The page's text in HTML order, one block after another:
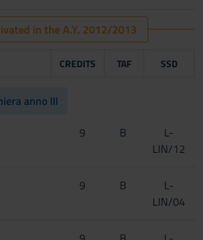
Z]
in the A.Y. 2012/2013
CREDITS TAF SSD
anno III
9 B
L-
LIN/12
9 B
L-
LIN/04